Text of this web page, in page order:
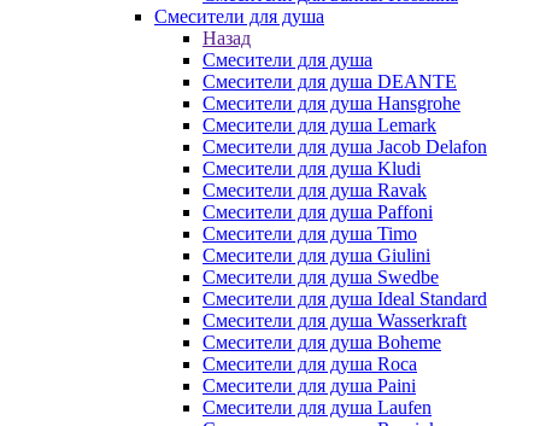
Смесители для душа
Назад
Смесители для душа
Смесители для душа DEANTE
Смесители для душа Hansgrohe
Смесители для душа Lemark
Смесители для душа Jacob Delafon
Смесители для душа Kludi
Смесители для душа Ravak
Смесители для душа Paffoni
Смесители для душа Timo
Смесители для душа Giulini
Смесители для душа Swedbe
Смесители для душа Ideal Standard
Смесители для душа Wasserkraft
Смесители для душа Boheme
Смесители для душа Roca
Смесители для душа Paini
Смесители для душа Laufen